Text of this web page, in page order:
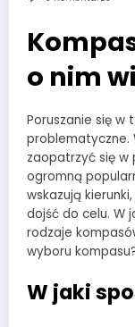
o nim
Poruszanie się w
problematyczne.
zaopatrzyć się w
ogromną
wskazują
dojść do celu. W
rodzaje
wyboru
W jaki